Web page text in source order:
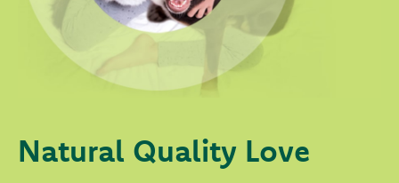
Natural Quality Love